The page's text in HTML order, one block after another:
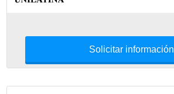
Solicitar información